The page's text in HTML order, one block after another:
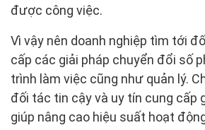
được công việc.
Vì vậy nên doanh nghiệp tìm tới
cấp các giải pháp chuyển đổi số
trình làm việc cũng như quản lý.
đối tác tin cậy và uy tín cung cấp
giúp nâng cao hiệu suất hoạt